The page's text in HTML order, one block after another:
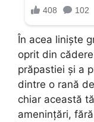
În acea liniște
oprit din
prăpastiei și a
dintre o rană
chiar această
amenințări,